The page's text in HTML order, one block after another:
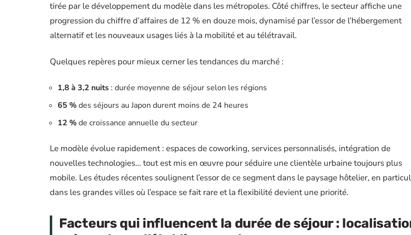
tirée par le développement du modèle dans les métropoles. Côté chiffres, le secteur affiche une
progression du chiffre d’affaires de 12 % en douze mois, dynamisé par l’essor de l’hébergement
alternatif et les nouveaux usages liés à la mobilité et au télétravail.
Quelques repères pour mieux cerner les tendances du marché :
1,8 à 3,2 nuits : durée moyenne de séjour selon les régions
65 %des séjours au Japon durent moins de 24 heures
12 %de croissance annuelle du secteur
Le modèle évolue rapidement : espaces de coworking, services personnalisés, intégration de
nouvelles technologies… tout est mis en œuvre pour séduire une clientèle urbaine toujours plus
mobile. Les études récentes soulignent l’essor de ce segment dans le paysage hôtelier, en
dans les grandes villes où l’espace se fait rare et la flexibilité devient une priorité.
Facteurs qui influencent la durée de séjour :